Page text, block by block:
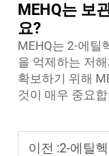
MEHQ는 보
요?
MEHQ는 2-에틸
을 억제하는 저
확보하기 위해
것이 매우 중요
이전 :2-에틸헥실 아